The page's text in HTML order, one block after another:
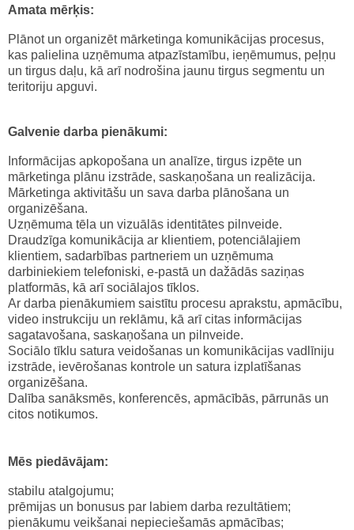
Amata mērķis:
Plānot un organizēt mārketinga komunikācijas procesus,
kas palielina uzņēmuma atpazīstamību, ieņēmumus, peļņu
un tirgus daļu, kā arī nodrošina jaunu tirgus segmentu un
teritoriju apguvi.
Galvenie darba pienākumi:
Informācijas apkopošana un analīze, tirgus izpēte un
mārketinga plānu izstrāde, saskaņošana un realizācija.
Mārketinga aktivitāšu un sava darba plānošana un
organizēšana.
Uzņēmuma tēla un vizuālās identitātes pilnveide.
Draudzīga komunikācija ar klientiem, potenciālajiem
klientiem, sadarbības partneriem un uzņēmuma
darbiniekiem telefoniski, e-pastā un dažādās saziņas
platformās, kā arī sociālajos tīklos.
Ar darba pienākumiem saistītu procesu aprakstu, apmācību,
video instrukciju un reklāmu, kā arī citas informācijas
sagatavošana, saskaņošana un pilnveide.
Sociālo tīklu satura veidošanas un komunikācijas vadlīniju
izstrāde, ievērošanas kontrole un satura izplatīšanas
organizēšana.
Dalība sanāksmēs, konferencēs, apmācībās, pārrunās un
citos notikumos.
Mēs piedāvājam:
stabilu atalgojumu;
prēmijas un bonusus par labiem darba rezultātiem;
pienākumu veikšanai nepieciešamās apmācības;